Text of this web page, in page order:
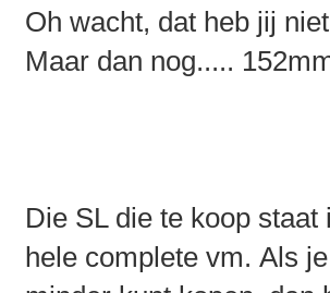
Oh wacht, dat heb jij
Maar dan nog.....
Die SL die te koop
hele complete vm. Als